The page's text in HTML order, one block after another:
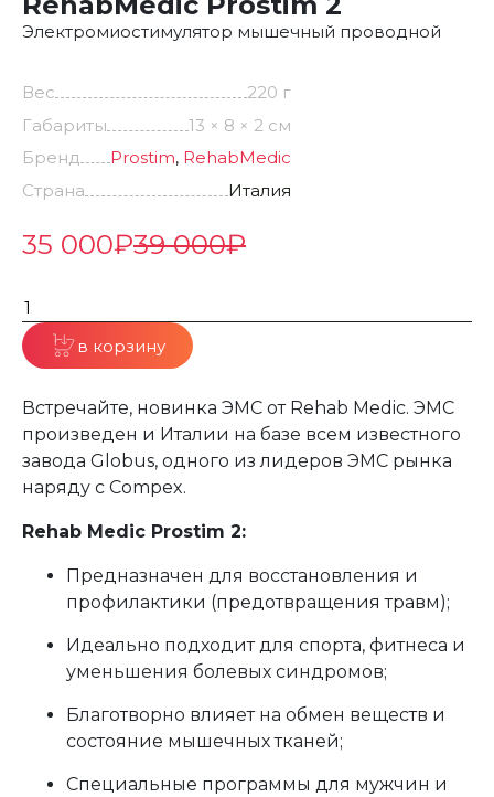
Электромиостимулятор мышечный проводной
Вес
220 г
Габариты
13 × 8 × 2 см
Бренд
Prostim, RehabMedic
Страна
Италия
39 000₽
35 000₽
в корзину
Встречайте, новинка ЭМС от Rehab Medic. ЭМС
произведен и Италии на базе всем известного
завода Globus, одного из лидеров ЭМС рынка
наряду с Compex.
Rehab Medic Prostim 2:
Предназначен для восстановления и
профилактики (предотвращения травм);
Идеально подходит для спорта, фитнеса и
уменьшения болевых синдромов;
Благотворно влияет на обмен веществ и
состояние мышечных тканей;
Специальные программы для мужчин и